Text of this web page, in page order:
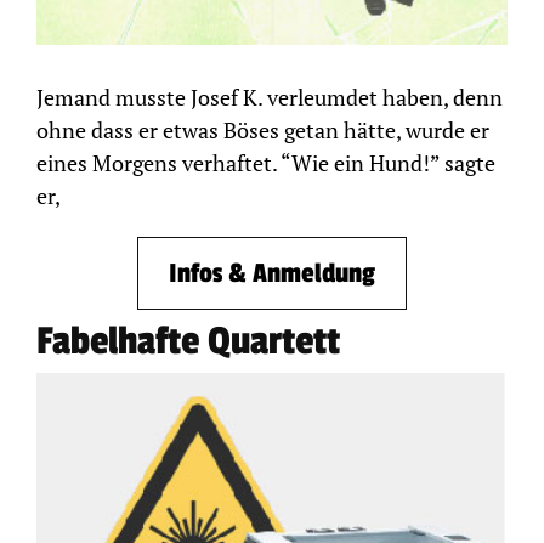
Jemand musste Josef K. verleumdet haben, denn
ohne dass er etwas Böses getan hätte, wurde er
eines Morgens verhaftet. “Wie ein Hund!” sagte
er,
Infos & Anmeldung
Fabelhafte Quartett